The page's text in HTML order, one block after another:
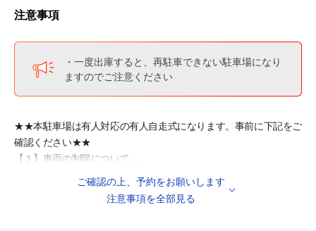
・長堀鶴見緑地線『長堀橋』駅 徒歩4分
◎周辺施設
・心斎橋筋商店街 徒歩5分
・戎橋えびすばし 徒歩8分
・道頓堀 徒歩9分
◎周辺教育施設
・大阪市立南小学校 徒歩1分
・大阪市立南幼稚園 徒歩7分
注意事項
・一度出庫すると、再駐車できない駐車場になり
ますのでご注意ください
★★本駐車場は有人対応の有人自走式になります。事前に下記をご
確認ください★★
【１】車両の制限について
駐車車両には制限がございますので、必ず事前にサイズをご確認く
輸入車やスポーツカーでタイヤが大きめの車両は、入庫出来ない場
ご確認の上、予約をお願いします
注意事項を全部見る